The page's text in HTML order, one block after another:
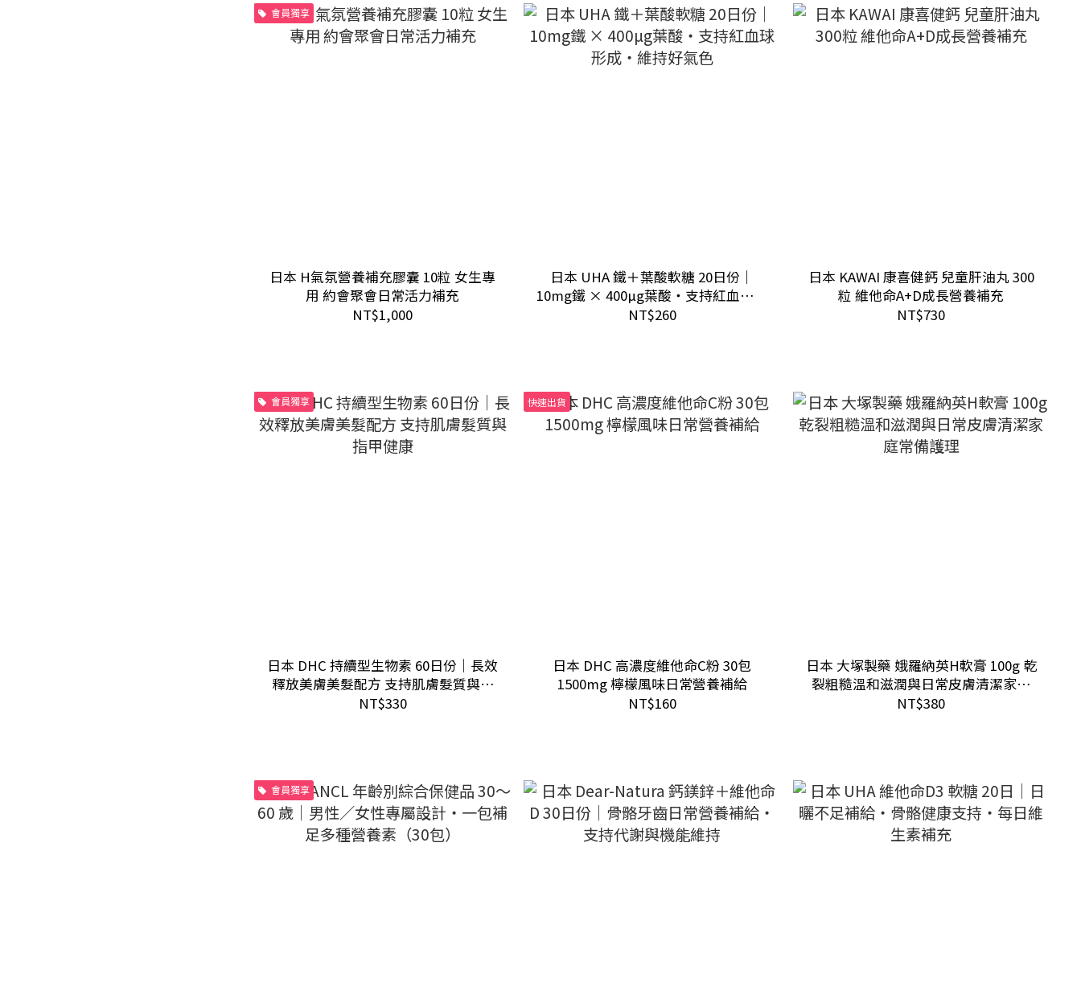
會員獨享
日本 H氣氛營養補充膠囊 10粒 女生專
用 約會聚會日常活力補充
NT$1,000
日本 UHA 鐵＋葉酸軟糖 20日份｜
10mg鐵 × 400µg葉酸・支持紅血球形
成・維持好氣色
NT$260
日本 KAWAI 康喜健鈣 兒童肝油丸 300
粒 維他命A+D成長營養補充
NT$730
會員獨享
日本 DHC 持續型生物素 60日份｜長效
釋放美膚美髮配方 支持肌膚髮質與指
甲健康
NT$330
快速出貨
日本 DHC 高濃度維他命C粉 30包
1500mg 檸檬風味日常營養補給
NT$160
日本 大塚製藥 娥羅納英H軟膏 100g 乾
裂粗糙溫和滋潤與日常皮膚清潔家庭
常備護理
NT$380
會員獨享